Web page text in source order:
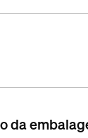
da